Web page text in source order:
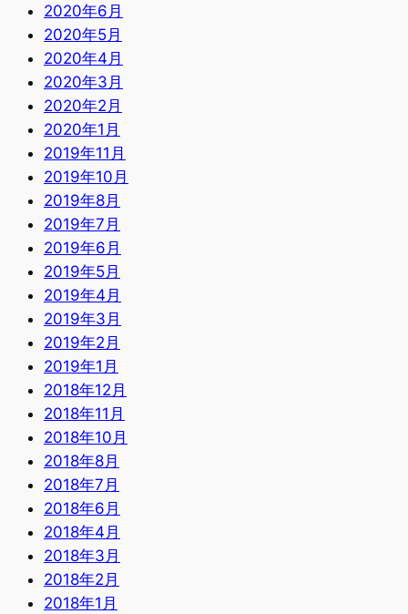
2020年6月
2020年5月
2020年4月
2020年3月
2020年2月
2020年1月
2019年11月
2019年10月
2019年8月
2019年7月
2019年6月
2019年5月
2019年4月
2019年3月
2019年2月
2019年1月
2018年12月
2018年11月
2018年10月
2018年8月
2018年7月
2018年6月
2018年4月
2018年3月
2018年2月
2018年1月